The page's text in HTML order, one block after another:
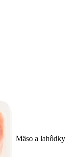
Mäso a lahôdky